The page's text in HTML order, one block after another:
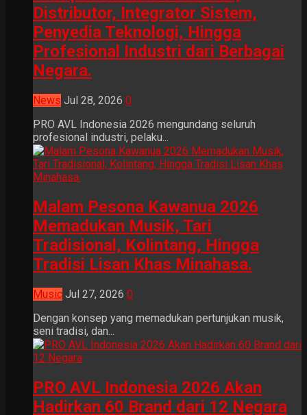
Distributor, Integrator Sistem,
Penyedia Teknologi, Hingga
Profesional Industri dari Berbagai
Negara.
News Jul 28, 2026 0
PRO AVL Indonesia 2026 mengundang seluruh
profesional industri, pelaku...
Malam Pesona Kawanua 2026
Memadukan Musik, Tari
Tradisional, Kolintang, Hingga
Tradisi Lisan Khas Minahasa.
Music Jul 27, 2026 0
Dengan konsep yang memadukan pertunjukan musik,
seni tradisi, dan...
PRO AVL Indonesia 2026 Akan
Hadirkan 60 Brand dari 12 Negara